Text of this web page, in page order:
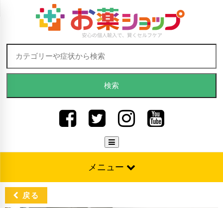
Skip to content
検索:
メニュー
戻る